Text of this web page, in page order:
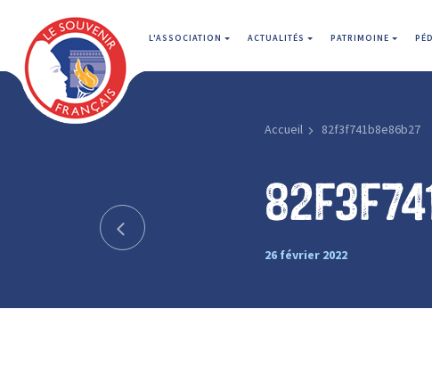
L'ASSOCIATION ACTUALITÉS PATRIMOINE
Accueil 82f3f741b8e86b27
26 février 2022